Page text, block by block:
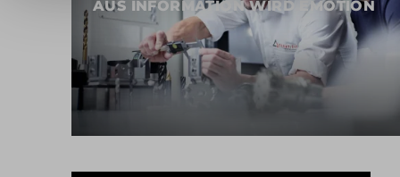
AUS INFORMATION WIRD EMOTION